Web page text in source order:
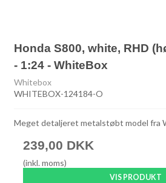
Honda S800, white, RHD
- 1:24 - WhiteBox
Whitebox
WHITEBOX-124184-O
Meget detaljeret metalstøbt model fra
239,00 DKK
(inkl. moms)
VIS PRODUKT